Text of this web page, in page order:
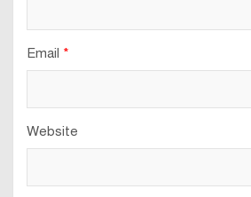
Email *
Website